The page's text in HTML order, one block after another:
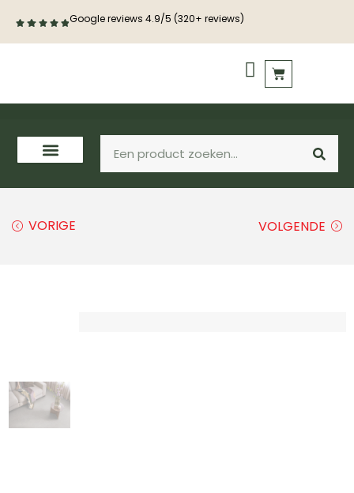
Google reviews 4.9/5 (320+ reviews)
VORIGE VOLGENDE